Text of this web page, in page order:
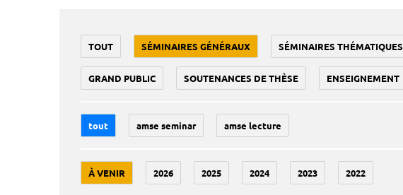
TOUT SÉMINAIRES GÉNÉRAUX SÉMINAIRES THÉMATIQUES
GRAND PUBLIC SOUTENANCES DE THÈSE ENSEIGNEMENT
tout amse seminar amse lecture
À VENIR 2026 2025 2024 2023 2022